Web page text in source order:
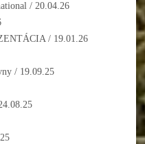
/ 20.04.26
/ 19.01.26
/ 19.09.25